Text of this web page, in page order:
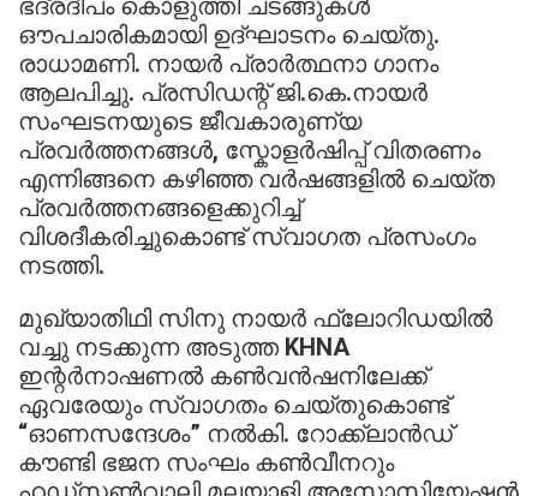
ഭദ്രദീപം കൊളുത്തി ചടങ്ങുകൾ
ഔപചാരികമായി ഉദ്ഘാടനം ചെയ്തു.
രാധാമണി. നായർ പ്രാർത്ഥനാ ഗാനം
ആലപിച്ചു. പ്രസിഡന്റ് ജി.കെ.നായർ
സംഘടനയുടെ ജീവകാരുണ്യ
പ്രവർത്തനങ്ങൾ, സ്കോളർഷിപ്പ് വിതരണം
എന്നിങ്ങനെ കഴിഞ്ഞ വർഷങ്ങളിൽ ചെയ്ത
പ്രവർത്തനങ്ങളെക്കുറിച്ച്
വിശദീകരിച്ചുകൊണ്ട് സ്വാഗത പ്രസംഗം
നടത്തി.
മുഖ്യാതിഥി സിനു നായർ ഫ്ലോറിഡയിൽ
വച്ചു നടക്കുന്ന അടുത്ത KHNA
ഇന്റർനാഷണൽ കൺവൻഷനിലേക്ക്
ഏവരേയും സ്വാഗതം ചെയ്തുകൊണ്ട്
“ഓണസന്ദേശം” നൽകി. റോക്ക്‌ലാൻഡ്
കൗണ്ടി ഭജന സംഘം കൺവീനറും